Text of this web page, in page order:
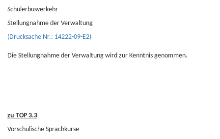
Schülerbusverkehr
Stellungnahme der Verwaltung
(Drucksache Nr.: 14222-09-E2)
Die Stellungnahme der Verwaltung wird zur Kenntnis genommen.
zu TOP 3.3
Vorschulische Sprachkurse